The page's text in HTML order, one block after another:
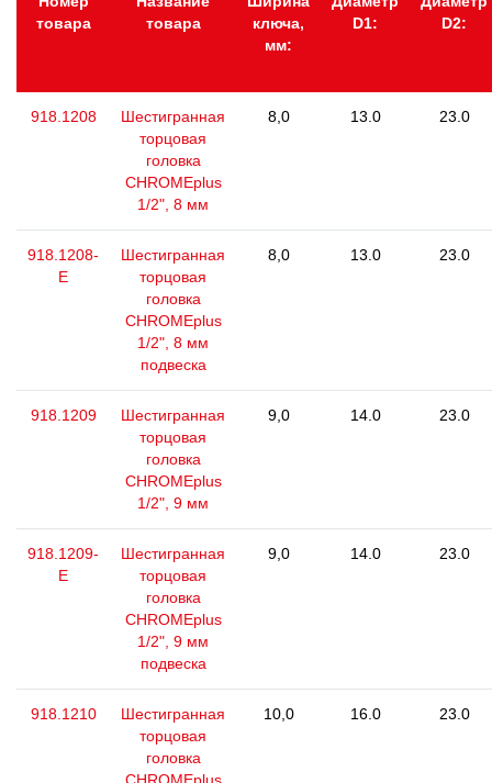
товара
товара
ключа,
мм:
D1:
D2:
918.1208
Шестигранная
торцовая
головка
CHROMEplus
1/2", 8 мм
8,0 13.0 23.0
918.1208-
E
Шестигранная
торцовая
головка
CHROMEplus
1/2", 8 мм
подвеска
8,0 13.0 23.0
918.1209
Шестигранная
торцовая
головка
CHROMEplus
1/2", 9 мм
9,0 14.0 23.0
918.1209-
E
Шестигранная
торцовая
головка
CHROMEplus
1/2", 9 мм
подвеска
9,0 14.0 23.0
918.1210
Шестигранная
торцовая
головка
10,0 16.0 23.0